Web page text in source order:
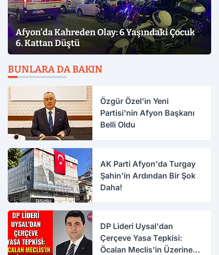
Afyon’da Kahreden Olay: 6 Yaşındaki Çocuk
6. Kattan Düştü
BUNLARA DA BAKIN
Özgür Özel'in Yeni
Partisi'nin Afyon Başkanı
Belli Oldu
AK Parti Afyon'da Turgay
Şahin'in Ardından Bir Şok
Daha!
DP Lideri Uysal'dan
Çerçeve Yasa Tepkisi:
Öcalan Meclis'in Üzerine